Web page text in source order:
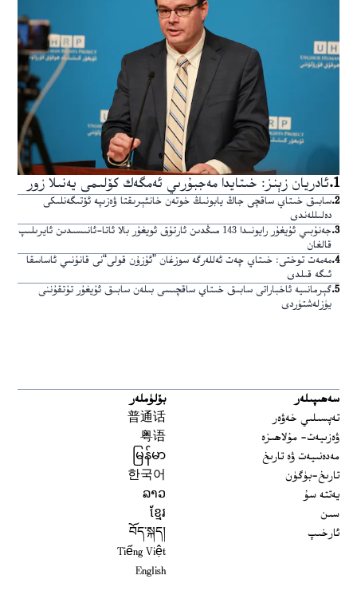
1
.ئادريان زېنز: خىتايدا مەجبۇرىي ئەمگەك كۆلىمى يەنىلا زور
2
.سابىق خىتاي ساقچى جاڭ يابونىڭ خوتەن خانئېرىقتا ۋەزىپە ئۆتىگەنلىكى
دەلىللەندى
3
.
جەنۇبىي ئۇيغۇر رايونىدا 143 مىڭدىن ئارتۇق ئويغۇر بالا ئاتا-ئانىسىدىن ئايرىلىپ
قالغان
4
.مەمەت توختى: خىتاي چەت ئەللەرگە سوزغان ”ئۇزۇن قولى“نى قانۇنىي ئاساسقا
ئىگە قىلدى
5
.گېرمانىيە ئاخباراتى سابىق خىتاي ساقچىسى بىلەن سابىق ئۇيغۇر تۇتقۇننى
يۈزلەشتۈردى
سەھىپىلەر
تەپسىلىي خەۋەر
ۋەزىيەت- مۇلاھىزە
مەدەنىيەت ۋە تارىخ
تارىخ-بۈگۈن
يەتتە سۇ
سىن
ئارخىپ
بۆلۈملەر
普通话
粤语
မြန်မာ
한국어
ລາວ
ខ្មែរ
བོད་སྐད།
Tiếng Việt
English